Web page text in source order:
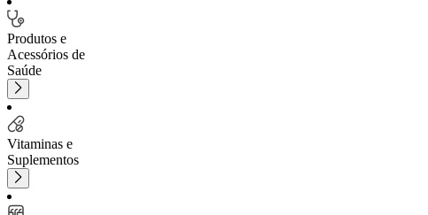
Produtos e
Acessórios de
Saúde
Vitaminas e
Suplementos